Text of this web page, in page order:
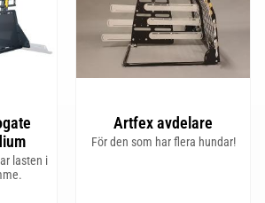
lasten i
Artfex avdelare
För den som har flera hundar!